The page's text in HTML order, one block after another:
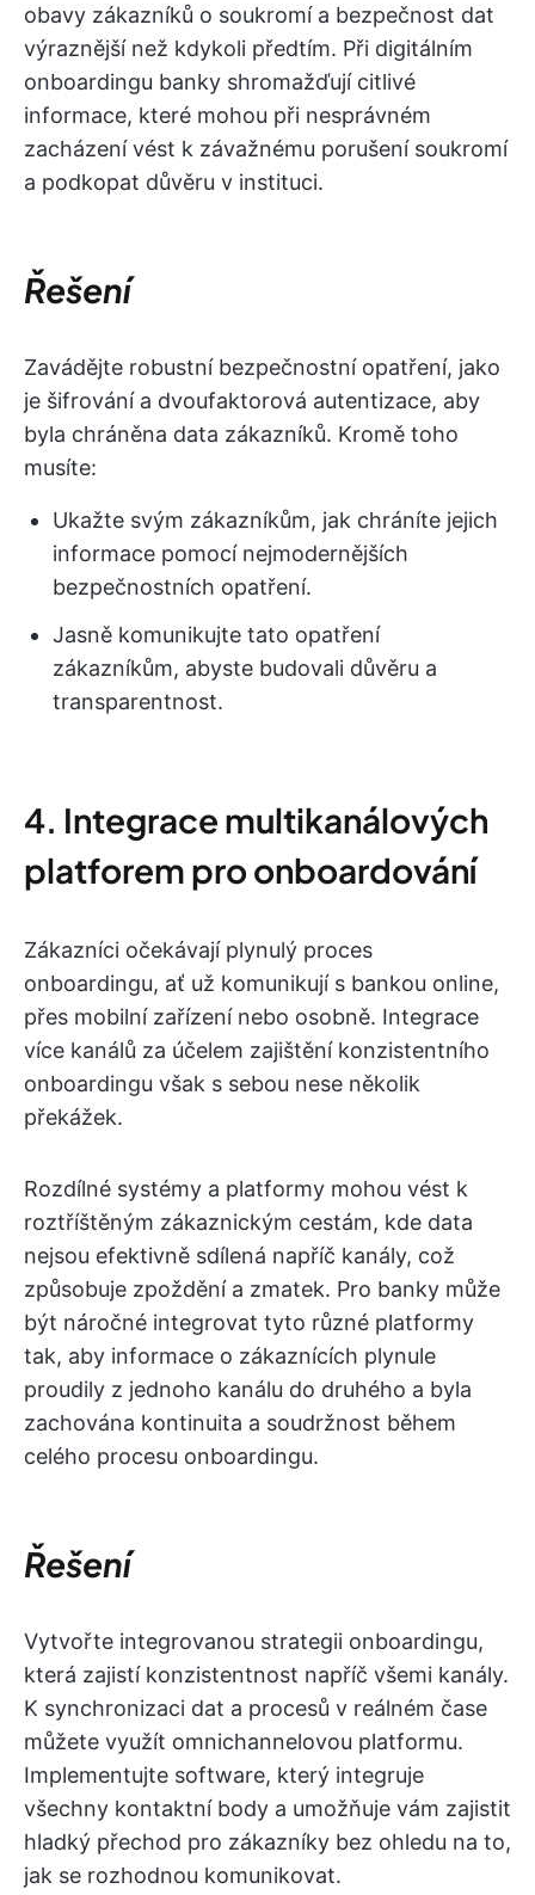
obavy zákazníků o soukromí a bezpečnost dat
výraznější než kdykoli předtím. Při digitálním
onboardingu banky shromažďují citlivé
informace, které mohou při nesprávném
zacházení vést k závažnému porušení soukromí
a podkopat důvěru v instituci.
Řešení
Zavádějte robustní bezpečnostní opatření, jako
je šifrování a dvoufaktorová autentizace, aby
byla chráněna data zákazníků. Kromě toho
musíte:
Ukažte svým zákazníkům, jak chráníte jejich
informace pomocí nejmodernějších
bezpečnostních opatření.
Jasně komunikujte tato opatření
zákazníkům, abyste budovali důvěru a
transparentnost.
4. Integrace multikanálových
platforem pro onboardování
Zákazníci očekávají plynulý proces
onboardingu, ať už komunikují s bankou online,
přes mobilní zařízení nebo osobně. Integrace
více kanálů za účelem zajištění konzistentního
onboardingu však s sebou nese několik
překážek.
Rozdílné systémy a platformy mohou vést k
roztříštěným zákaznickým cestám, kde data
nejsou efektivně sdílená napříč kanály, což
způsobuje zpoždění a zmatek. Pro banky může
být náročné integrovat tyto různé platformy
tak, aby informace o zákaznících plynule
proudily z jednoho kanálu do druhého a byla
zachována kontinuita a soudržnost během
celého procesu onboardingu.
Řešení
Vytvořte integrovanou strategii onboardingu,
která zajistí konzistentnost napříč všemi kanály.
K synchronizaci dat a procesů v reálném čase
můžete využít omnichannelovou platformu.
Implementujte software, který integruje
všechny kontaktní body a umožňuje vám zajistit
hladký přechod pro zákazníky bez ohledu na to,
jak se rozhodnou komunikovat.